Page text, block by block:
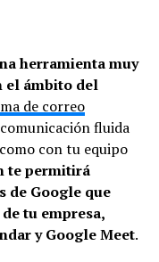
herramienta muy
el ámbito del
de correo
fluida
con tu equipo
te permitirá
de Google que
tu empresa,
y Google Meet.